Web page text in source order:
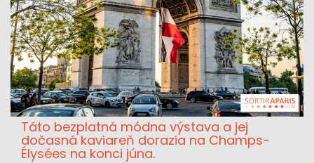
Táto bezplatná módna výstava a jej
dočasná kaviareň dorazia na Champs-
Élysées na konci júna.